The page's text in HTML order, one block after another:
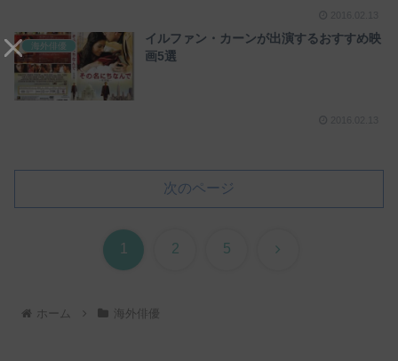
海外俳優
イルファン・カーンが出演するおすすめ映
画5選
次のページ
1 2 5 次
ホーム 海外俳優